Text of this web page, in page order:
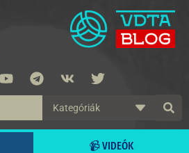
📹 VIDEÓK